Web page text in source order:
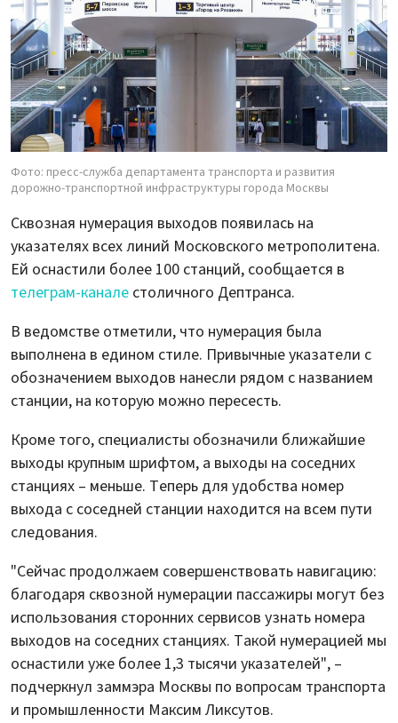
Фото: пресс-служба департамента транспорта и развития
дорожно-транспортной инфраструктуры города Москвы
Сквозная нумерация выходов появилась на
указателях всех линий Московского метрополитена.
Ей оснастили более 100 станций, сообщается в
телеграм-канале столичного Дептранса.
В ведомстве отметили, что нумерация была
выполнена в едином стиле. Привычные указатели с
обозначением выходов нанесли рядом с названием
станции, на которую можно пересесть.
Кроме того, специалисты обозначили ближайшие
выходы крупным шрифтом, а выходы на соседних
станциях – меньше. Теперь для удобства номер
выхода с соседней станции находится на всем пути
следования.
"Сейчас продолжаем совершенствовать навигацию:
благодаря сквозной нумерации пассажиры могут без
использования сторонних сервисов узнать номера
выходов на соседних станциях. Такой нумерацией мы
оснастили уже более 1,3 тысячи указателей", –
подчеркнул заммэра Москвы по вопросам транспорта
и промышленности Максим Ликсутов.